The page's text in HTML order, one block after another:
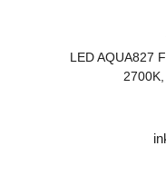
LED AQUA827